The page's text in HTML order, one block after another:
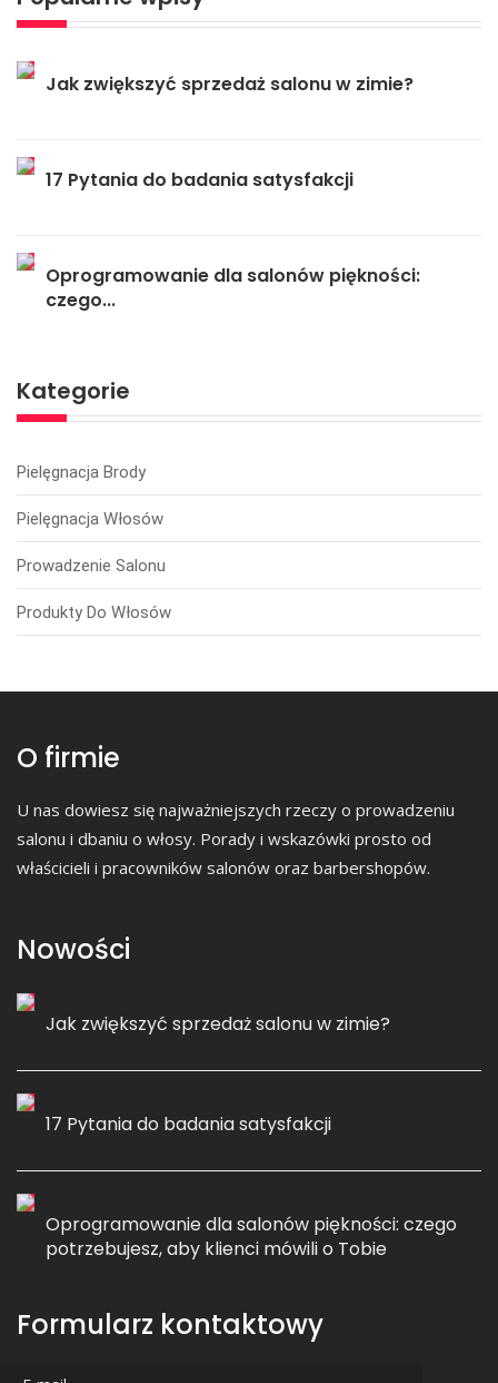
Jak zwiększyć sprzedaż salonu w zimie?
17 Pytania do badania satysfakcji
Oprogramowanie dla salonów piękności:
czego...
Kategorie
Pielęgnacja Brody
Pielęgnacja Włosów
Prowadzenie Salonu
Produkty Do Włosów
O firmie
U nas dowiesz się najważniejszych rzeczy o prowadzeniu
salonu i dbaniu o włosy. Porady i wskazówki prosto od
właścicieli i pracowników salonów oraz barbershopów.
Nowości
Jak zwiększyć sprzedaż salonu w zimie?
17 Pytania do badania satysfakcji
Oprogramowanie dla salonów piękności: czego
potrzebujesz, aby klienci mówili o Tobie
Formularz kontaktowy